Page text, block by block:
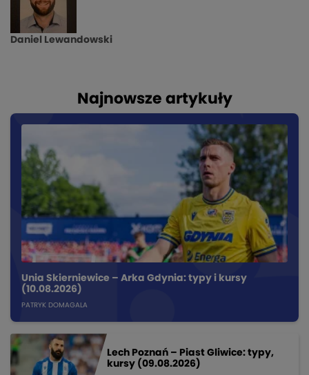
Daniel Lewandowski
Najnowsze artykuły
Unia Skierniewice – Arka Gdynia: typy i kursy
(10.08.2026)
PATRYK DOMAGALA
Lech Poznań – Piast Gliwice: typy,
kursy (09.08.2026)